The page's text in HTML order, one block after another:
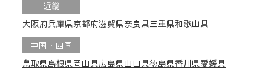
近畿
大阪府兵庫県京都府滋賀県奈良県 三重県和歌山県
中国・四国
鳥取県島根県 岡山県広島県山口県徳島県香川県愛媛県